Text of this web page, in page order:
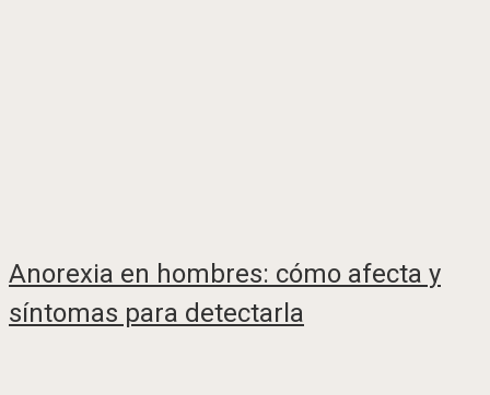
Anorexia en hombres: cómo afecta y
síntomas para detectarla